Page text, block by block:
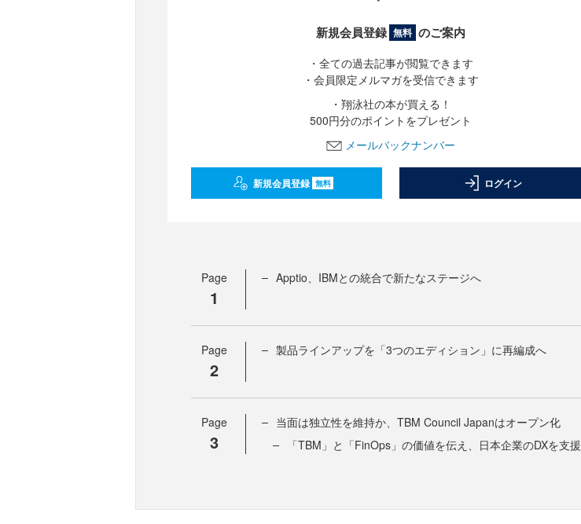
新規会員登録 無料 のご案内
・全ての過去記事が閲覧できます
・会員限定メルマガを受信できます
・翔泳社の本が買える！
500円分のポイントをプレゼント
メールバックナンバー
新規会員登録 無料 ログイン
Page
1
Apptio、IBMとの統合で新たなステージへ
Page
2
製品ラインアップを「3つのエディション」に再編成へ
Page
3
当面は独立性を維持か、TBM Council Japanはオープン化
「TBM」と「FinOps」の価値を伝え、日本企業のDXを支援